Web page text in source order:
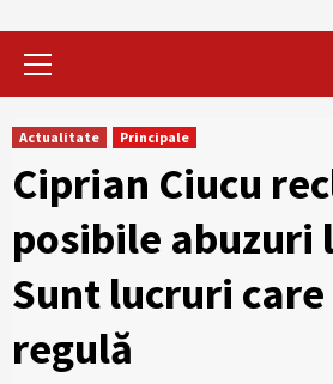
Actualitate Principale
Ciprian Ciucu
posibile abuzuri
Sunt lucruri
regulă